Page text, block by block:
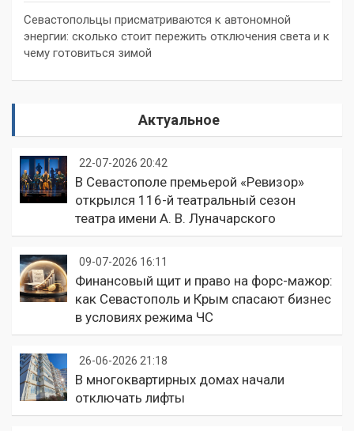
Севастопольцы присматриваются к автономной
энергии: сколько стоит пережить отключения света и к
чему готовиться зимой
Актуальное
22-07-2026 20:42
В Севастополе премьерой «Ревизор»
открылся 116-й театральный сезон
театра имени А. В. Луначарского
09-07-2026 16:11
Финансовый щит и право на форс-мажор:
как Севастополь и Крым спасают бизнес
в условиях режима ЧС
26-06-2026 21:18
В многоквартирных домах начали
отключать лифты